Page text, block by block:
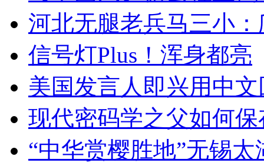
河北无腿老兵马三小
信号灯Plus！浑身都亮
美国发言人即兴用中
现代密码学之父如何
“中华赏樱胜地”无锡